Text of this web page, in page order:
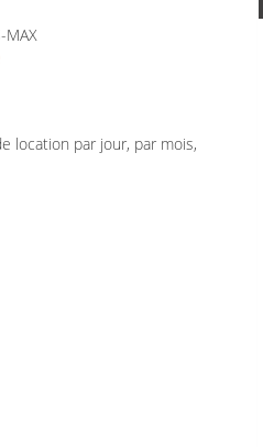
MAX
location par jour, par mois,